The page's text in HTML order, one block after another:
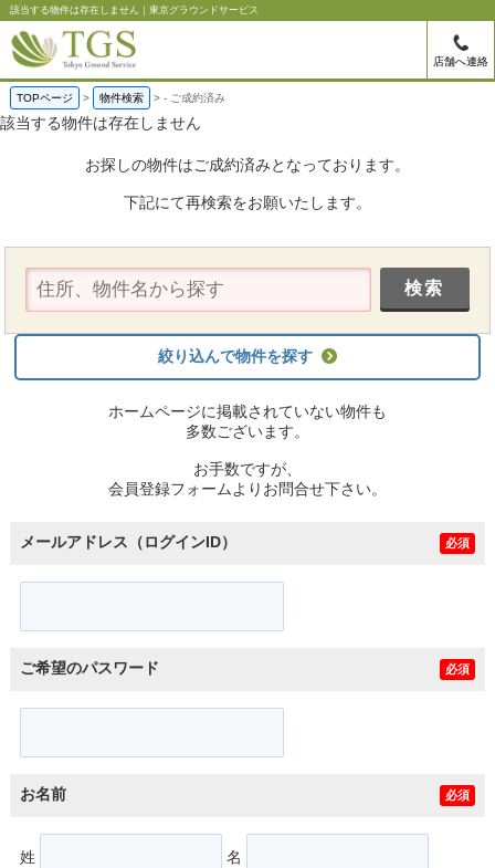
該当する物件は存在しません｜東京グラウンドサービス
店舗へ連絡
TOPページ 物件検索 - ご成約済み
該当する物件は存在しません
お探しの物件はご成約済みとなっております。
下記にて再検索をお願いたします。
絞り込んで物件を探す
ホームページに掲載されていない物件も
多数ございます。
お手数ですが、
会員登録フォームよりお問合せ下さい。
メールアドレス（ログインID） 必須
ご希望のパスワード 必須
お名前 必須
姓 名